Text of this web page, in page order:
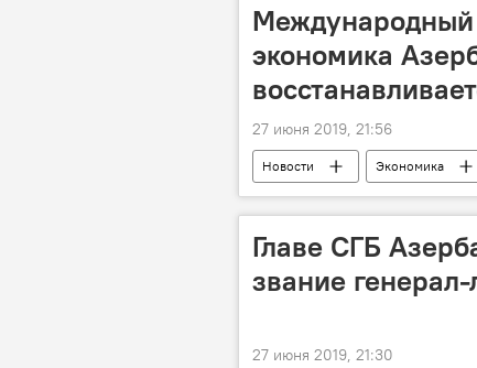
экономика
27 июня 2019, 21:56
Новости Экономика
Главе СГБ
звание генерал-
27 июня 2019, 21:30